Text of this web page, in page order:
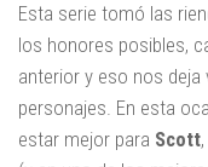
Esta serie tomó las
los honores posibles,
anterior y eso nos
personajes. En esta
estar mejor para Scott